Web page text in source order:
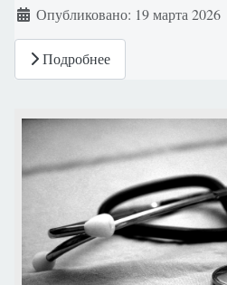
Опубликовано: 19 марта 2026
Подробнее